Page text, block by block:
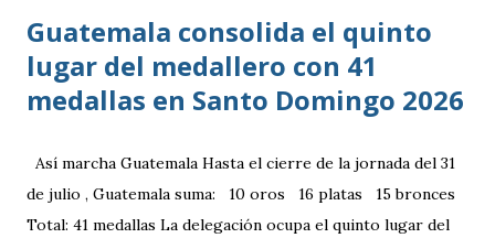
Guatemala consolida el quinto
lugar del medallero con 41
medallas en Santo Domingo 2026
Así marcha Guatemala Hasta el cierre de la jornada del 31
de julio , Guatemala suma: 10 oros 16 platas 15 bronces
Total: 41 medallas La delegación ocupa el quinto lugar del